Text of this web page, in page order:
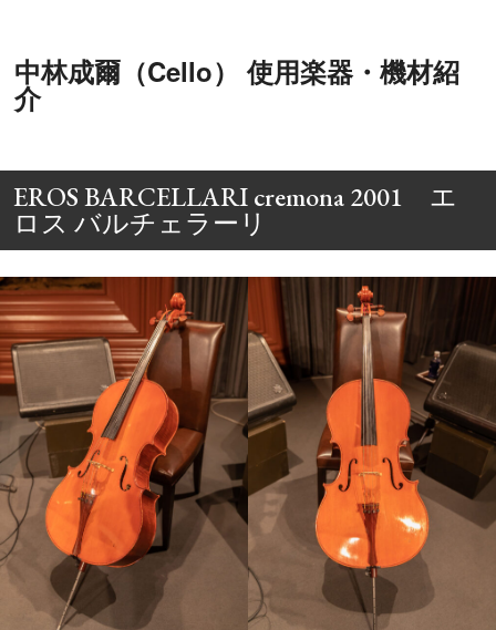
中林成爾（Cello） 使用楽器・機材紹
介
EROS BARCELLARI cremona 2001 エ
ロス バルチェラーリ